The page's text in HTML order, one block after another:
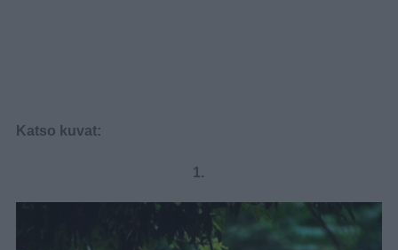
Katso kuvat:
1.